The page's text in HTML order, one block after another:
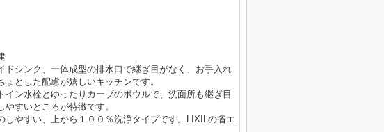
ドシンク、一体成型の排水口で継ぎ目がなく、お手入れ
とした配慮が嬉しいキッチンです。
イン水栓とゆったりカーブのボウルで、洗面所も継ぎ目
すいところが特徴です。
しやすい、上から１００％洗浄タイプです。LIXILの省エ